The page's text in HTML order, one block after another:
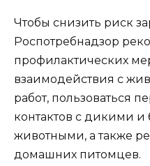
Чтобы снизить риск
Роспотребнадзор
профилактических
взаимодействия с
работ, пользоваться
контактов с дикими
животными, а также
домашних питомцев.